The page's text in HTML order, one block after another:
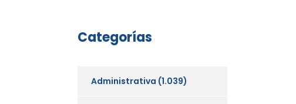
Categorías
Administrativa (1.039)